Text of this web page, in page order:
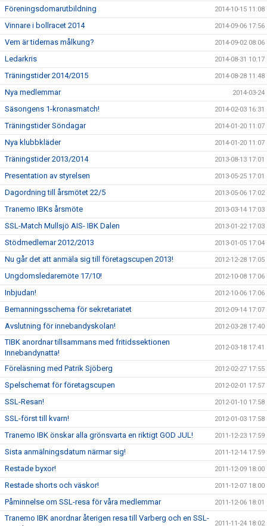
Föreningsdomarutbildning 2014-10-15 11:08
Vinnare i bollracet 2014 2014-09-06 17:56
Vem är tidernas målkung? 2014-09-02 08:06
Ledarkris 2014-08-31 10:17
Träningstider 2014/2015 2014-08-28 11:48
Nya medlemmar 2014-03-24
Säsongens 1-kronasmatch! 2014-02-03 16:31
Träningstider Söndagar 2014-01-20 11:07
Nya klubbkläder 2014-01-20 11:07
Träningstider 2013/2014 2013-08-13 17:01
Presentation av styrelsen 2013-05-25 17:01
Dagordning till årsmötet 22/5 2013-05-06 17:02
Tranemo IBKs årsmöte 2013-03-14 17:03
SSL-Match Mullsjö AIS- IBK Dalen 2013-01-22 17:03
Stödmedlemar 2012/2013 2013-01-05 17:04
Nu går det att anmäla sig till företagscupen 2013! 2012-12-28 17:05
Ungdomsledaremöte 17/10! 2012-10-08 17:06
Inbjudan! 2012-10-06 17:06
Bemanningsschema för sekretariatet 2012-09-14 17:07
Avslutning för innebandyskolan! 2012-03-28 17:40
TIBK anordnar tillsammans med fritidssektionen
Innebandynatta!
2012-03-18 17:41
Föreläsning med Patrik Sjöberg 2012-02-27 17:55
Spelschemat för företagscupen 2012-02-01 17:57
SSL-Resan! 2012-01-10 17:58
SSL-först till kvarn! 2012-01-03 17:58
Tranemo IBK önskar alla grönsvarta en riktigt GOD JUL! 2011-12-23 17:59
Sista anmälningsdatum närmar sig! 2011-12-14 17:59
Restade byxor! 2011-12-09 18:00
Restade shorts och väskor! 2011-12-07 18:00
Påminnelse om SSL-resa för våra medlemmar 2011-12-06 18:01
Tranemo IBK anordnar återigen resa till Varberg och en SSL-
2011-11-24 18:02